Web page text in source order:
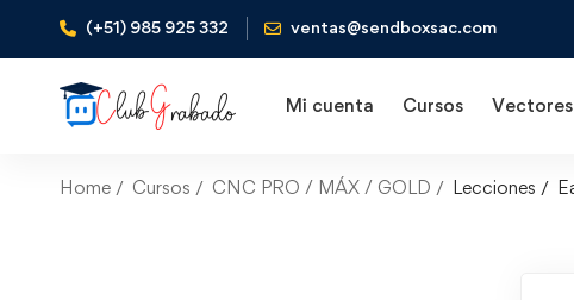
(+51) 985 925 332 ventas@sendboxsac.com
Mi cuenta Cursos Vectores
Home Cursos CNC PRO / MÁX / GOLD Lecciones